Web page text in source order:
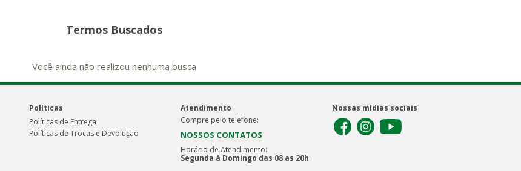
Termos Buscados
Você ainda não realizou nenhuma busca
Políticas
Políticas de Entrega
Políticas de Trocas e Devolução
Atendimento
Compre pelo telefone:
NOSSOS CONTATOS
Horário de Atendimento:
Segunda à Domingo das 08 as 20h
Nossas mídias sociais